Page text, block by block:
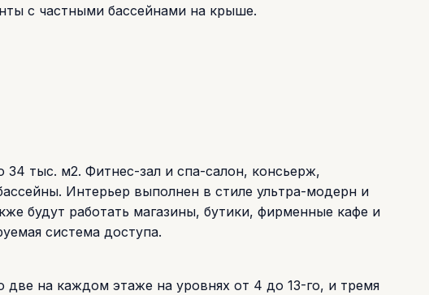
с частными бассейнами на крыше.
тыс. м2. Фитнес-зал и спа-салон, консьерж,
Интерьер выполнен в стиле ультра-модерн и
будут работать магазины, бутики, фирменные кафе и
система доступа.
на каждом этаже на уровнях от 4 до 13-го, и тремя